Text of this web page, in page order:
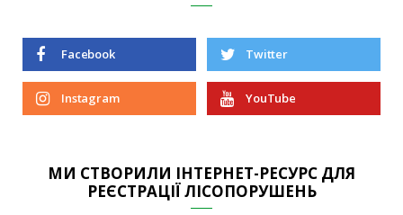
Facebook Twitter
Instagram YouTube
МИ СТВОРИЛИ ІНТЕРНЕТ-РЕСУРС ДЛЯ
РЕЄСТРАЦІЇ ЛІСОПОРУШЕНЬ